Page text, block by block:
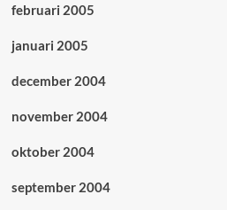
februari 2005
januari 2005
december 2004
november 2004
oktober 2004
september 2004